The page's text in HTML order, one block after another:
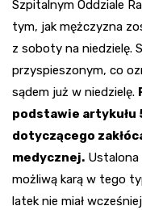
Szpitalnym Oddziale
tym, jak mężczyzna
z soboty na niedzielę.
przyspieszonym, co
sądem już w niedzielę.
podstawie artykułu
dotyczącego
medycznej.
możliwą karą w tego
latek nie miał